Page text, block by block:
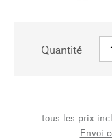
Quantité
tous les prix
Envoi